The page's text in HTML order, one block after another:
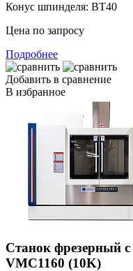
Конус шпинделя: BT40
Цена по запросу
Подробнее
Добавить в сравнение
В избранное
Станок фрезерный
VMC1160 (10K)